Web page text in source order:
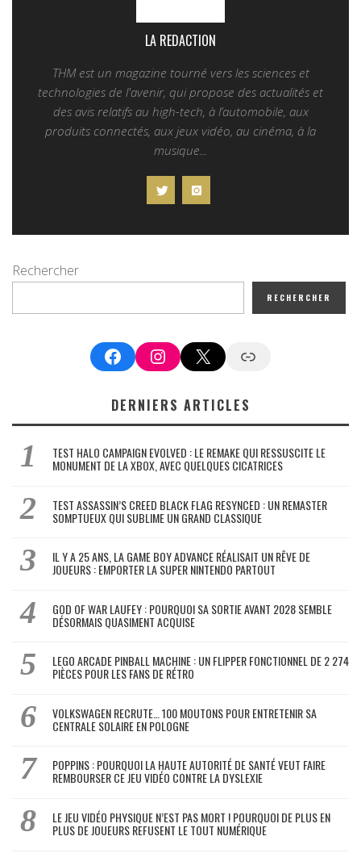
LA REDACTION
THM est un magazine tourné vers les sciences et
technologies de l'avenir, qui propose des actualités et
des avis relatifs au high-tech, à l’automobile, aux
produits connectés, aux jeux vidéo, au cinéma, à la
musique...
Rechercher
RECHERCHER
FacebookInstagram
X Google News
DERNIERS ARTICLES
TEST HALO CAMPAIGN EVOLVED : LE REMAKE QUI RESSUSCITE LE
MONUMENT DE LA XBOX, AVEC QUELQUES CICATRICES
TEST ASSASSIN’S CREED BLACK FLAG RESYNCED : UN REMASTER
SOMPTUEUX QUI SUBLIME UN GRAND CLASSIQUE
IL Y A 25 ANS, LA GAME BOY ADVANCE RÉALISAIT UN RÊVE DE
JOUEURS : EMPORTER LA SUPER NINTENDO PARTOUT
GOD OF WAR LAUFEY : POURQUOI SA SORTIE AVANT 2028 SEMBLE
DÉSORMAIS QUASIMENT ACQUISE
LEGO ARCADE PINBALL MACHINE : UN FLIPPER FONCTIONNEL DE 2 274
PIÈCES POUR LES FANS DE RÉTRO
VOLKSWAGEN RECRUTE… 100 MOUTONS POUR ENTRETENIR SA
CENTRALE SOLAIRE EN POLOGNE
POPPINS : POURQUOI LA HAUTE AUTORITÉ DE SANTÉ VEUT FAIRE
REMBOURSER CE JEU VIDÉO CONTRE LA DYSLEXIE
LE JEU VIDÉO PHYSIQUE N’EST PAS MORT ! POURQUOI DE PLUS EN
PLUS DE JOUEURS REFUSENT LE TOUT NUMÉRIQUE